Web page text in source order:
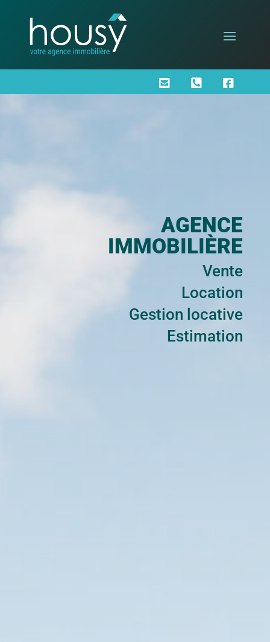
  
AGENCE
IMMOBILIÈRE
Vente
Location
Gestion locative
Estimation